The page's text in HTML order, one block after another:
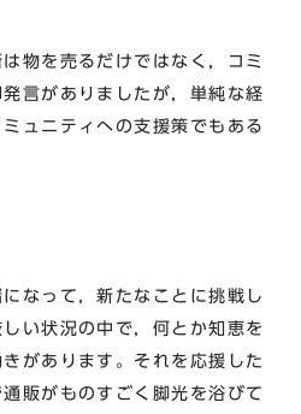
物を売るだけではなく，コミ
言がありましたが，単純な経
ュニティへの支援策でもある
なって，新たなことに挑戦し
い状況の中で，何とか知恵を
があります。それを応援した
販がものすごく脚光を浴びて